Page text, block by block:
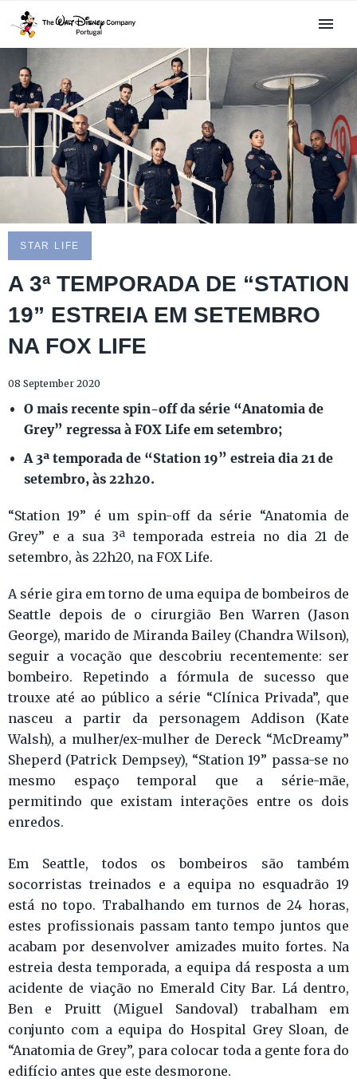
STAR LIFE
A 3ª TEMPORADA DE “STATION
19” ESTREIA EM SETEMBRO
NA FOX LIFE
08 September 2020
O mais recente spin-off da série “Anatomia de
Grey” regressa à FOX Life em setembro;
A 3ª temporada de “Station 19” estreia dia 21 de
setembro, às 22h20.
“Station 19” é um spin-off da série “Anatomia de
Grey” e a sua 3ª temporada estreia no dia 21 de
setembro, às 22h20, na FOX Life.
A série gira em torno de uma equipa de bombeiros de
Seattle depois de o cirurgião Ben Warren (Jason
George), marido de Miranda Bailey (Chandra Wilson),
seguir a vocação que descobriu recentemente: ser
bombeiro. Repetindo a fórmula de sucesso que
trouxe até ao público a série “Clínica Privada”, que
nasceu a partir da personagem Addison (Kate
Walsh), a mulher/ex-mulher de Dereck “McDreamy”
Sheperd (Patrick Dempsey), “Station 19” passa-se no
mesmo espaço temporal que a série-mãe,
permitindo que existam interações entre os dois
enredos.
Em Seattle, todos os bombeiros são também
socorristas treinados e a equipa no esquadrão 19
está no topo. Trabalhando em turnos de 24 horas,
estes profissionais passam tanto tempo juntos que
acabam por desenvolver amizades muito fortes. Na
estreia desta temporada, a equipa dá resposta a um
acidente de viação no Emerald City Bar. Lá dentro,
Ben e Pruitt (Miguel Sandoval) trabalham em
conjunto com a equipa do Hospital Grey Sloan, de
“Anatomia de Grey”, para colocar toda a gente fora do
edifício antes que este desmorone.